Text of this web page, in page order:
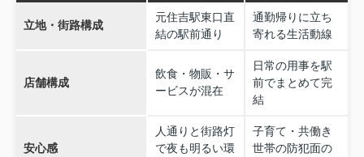
立地・街路構成
元住吉駅東口直
結の駅前通り
通勤帰りに立ち
寄れる生活動線
店舗構成
飲食・物販・サ
ービスが混在
日常の用事を駅
前でまとめて完
結
安心感
人通りと街路灯
で夜も明るい環
子育て・共働き
世帯の防犯面の